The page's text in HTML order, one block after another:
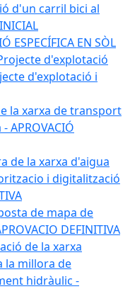
d'un carril bici al
ESPECÍFICA EN SÒL
d'explotació
d'explotació i
la xarxa de transport
APROVACIÓ
de la xarxa d'aigua
i digitalització
de mapa de
DEFINITIVA
de la xarxa
la millora de
hidràulic -